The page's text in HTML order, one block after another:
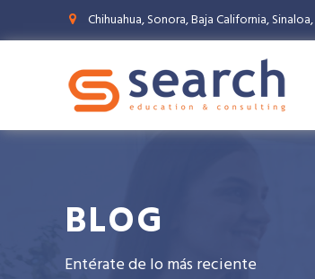
Chihuahua, Sonora, Baja California,
BLOG
Entérate de lo más reciente